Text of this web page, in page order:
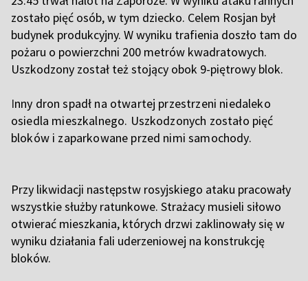
zostało pięć osób, w tym dziecko. Celem Rosjan był
budynek produkcyjny. W wyniku trafienia doszło tam do
pożaru o powierzchni 200 metrów kwadratowych.
Uszkodzony został też stojący obok 9-piętrowy blok.
Inny dron spadł na otwartej przestrzeni niedaleko
osiedla mieszkalnego. Uszkodzonych zostało pięć
bloków i zaparkowane przed nimi samochody.
Przy likwidacji następstw rosyjskiego ataku pracowały
wszystkie służby ratunkowe. Strażacy musieli siłowo
otwierać mieszkania, których drzwi zaklinowały się w
wyniku działania fali uderzeniowej na konstrukcję
bloków.